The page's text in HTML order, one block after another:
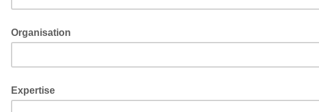
Organisation
organization, please tell us which one.
Expertise